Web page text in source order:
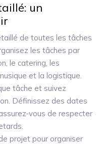
un
de toutes les tâches
les tâches par
le catering, les
et la logistique.
tâche et suivez
Définissez des dates
vous de respecter
projet pour organiser